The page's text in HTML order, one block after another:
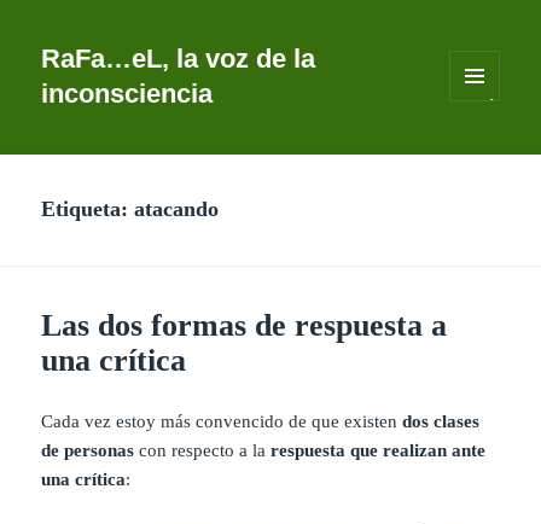
RaFa…eL, la voz de la
inconsciencia
Etiqueta:atacando
Las dos formas de respuesta a
una crítica
Cada vez estoy más convencido de que existendos clases
de personas con respecto a larespuesta que realizan ante
una crítica: